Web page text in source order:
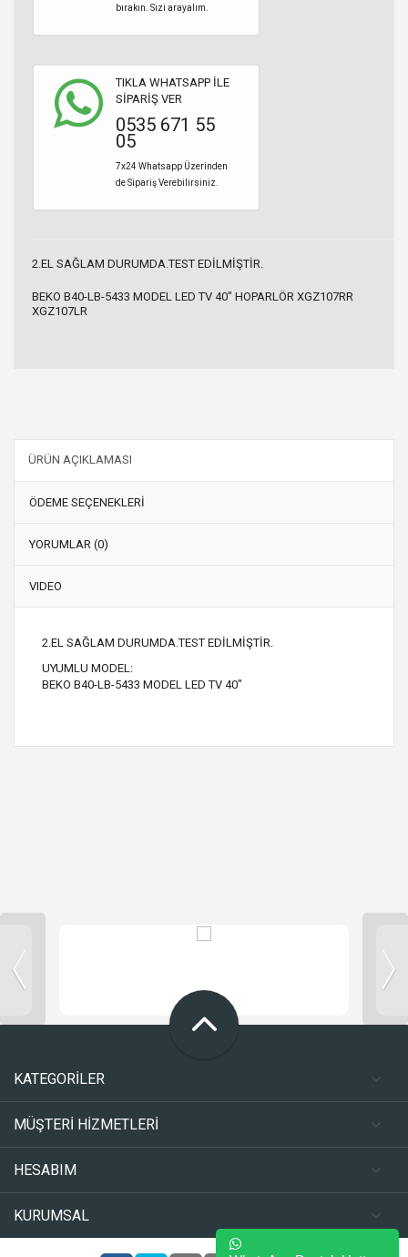
bırakın. Sizi arayalım.
TIKLA WHATSAPP İLE
SİPARİŞ VER
0535 671 55
05
7x24 Whatsapp Üzerinden
de Sipariş Verebilirsiniz.
2.EL SAĞLAM DURUMDA.TEST EDİLMİŞTİR.
BEKO B40-LB-5433 MODEL LED TV 40" HOPARLÖR XGZ107RR
XGZ107LR
ÜRÜN AÇIKLAMASI
ÖDEME SEÇENEKLERİ
YORUMLAR (0)
VIDEO
2.EL SAĞLAM DURUMDA.TEST EDİLMİŞTİR.
UYUMLU MODEL:
BEKO B40-LB-5433 MODEL LED TV 40"
KATEGORİLER
MÜŞTERİ HİZMETLERİ
HESABIM
KURUMSAL